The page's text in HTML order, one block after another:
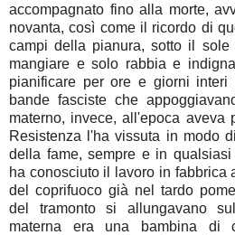
accompagnato fino alla morte,
novanta, così come il ricordo di
campi della pianura, sotto il sole
mangiare e solo rabbia e
pianificare per ore e giorni interi
bande fasciste che
materno, invece, all'epoca
Resistenza l'ha vissuta in modo
della fame, sempre e in
ha conosciuto il lavoro in fabbrica
del coprifuoco già nel tardo
del tramonto si allungavano
materna era una bambina di